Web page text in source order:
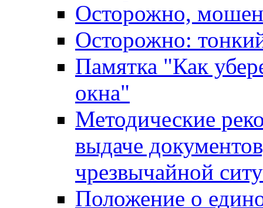
Осторожно,
Осторожно:
Памятка "Как
окна"
Методические
выдаче
чрезвычайной
Положение о